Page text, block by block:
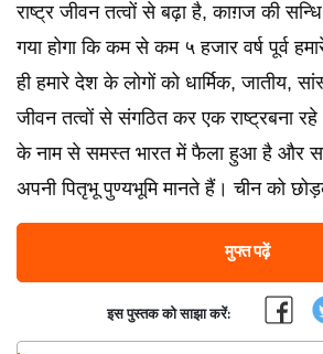
राष्ट्र जीवन तत्वों से बढ़ा है, काग़ज की
गया होगा कि कम से कम ५ हजार वर्ष पूर्व
ही हमारे देश के लोगों को धार्मिक, जातीय,
जीवन तत्वों से संगठित कर एक राष्ट्रबना
के नाम से समस्त भारत में फैला हुआ है और सब
अपनी पितृभू पुण्यभूमि मानते हैं। चीन को
मुफ्त पढ़ें
इस पुस्तक को साझा करें: